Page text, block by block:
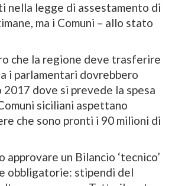
nella legge di assestamento di
ma i Comuni – allo stato
che la regione deve trasferire
i parlamentari dovrebbero
dove si prevede la spesa
siciliani aspettano
che sono pronti i 90 milioni di
un Bilancio ‘tecnico’
obbligatorie: stipendi del